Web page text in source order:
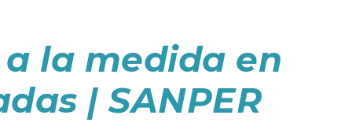
la medida en
| SANPER